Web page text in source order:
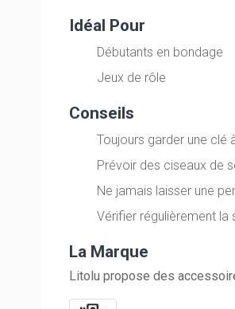
Idéal Pour
Débutants en bondage
Jeux de rôle
Conseils
Toujours garder une clé
Prévoir des ciseaux de
Ne jamais laisser une
Vérifier régulièrement la
La Marque
Litolu propose des